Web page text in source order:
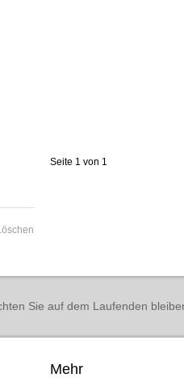
Seite 1 von 1
Sie auf dem Laufenden
Mehr